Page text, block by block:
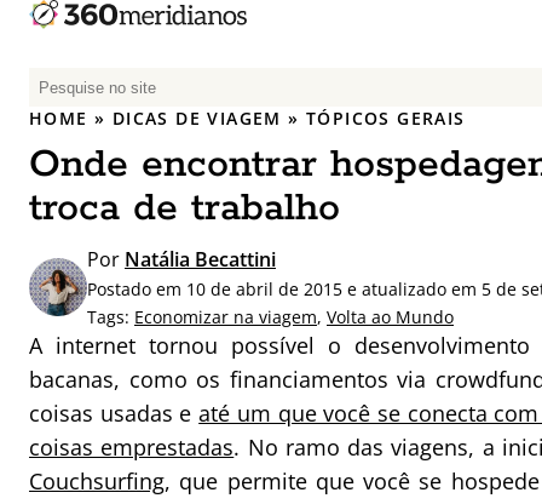
P
e
q
u
i
a
r
p
o
:
HOME » DICAS DE VIAGEM »TÓPICOS GERAIS
Onde encontrar
troca de trabalho
Por Natália Becattini
Postado em 10 de abril de 2015 e atualizado em 5 de
Tags: Economizar na viagem, Volta ao Mundo
A internet tornou possível o desenvolvimento
bacanas, como os financiamentos via
coisas usadas eaté um que você se conecta
coisas emprestadas. No ramo das viagens, a
Couchsurfing, que permite que você se